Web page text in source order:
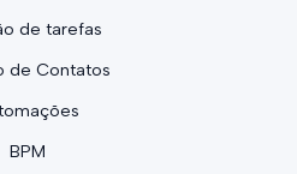
de tarefas
de Contatos
BPM